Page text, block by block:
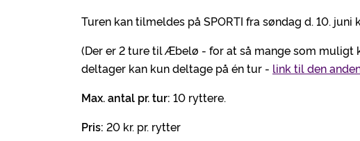
Turen kan tilmeldes på SPORTI fra søndag d. 10. juni
(Der er 2 ture til Æbelø - for at så mange som muligt
deltager kan kun deltage på én tur - link til den
Max. antal pr. tur: 10 ryttere.
Pris: 20 kr. pr. rytter